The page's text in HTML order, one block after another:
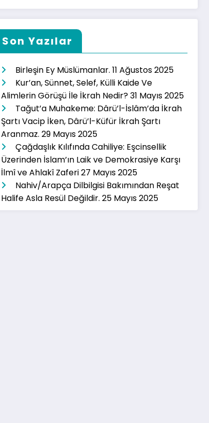
Son Yazılar
Birleşin Ey Müslümanlar. 11 Ağustos 2025
Kur’an, Sünnet, Selef, Külli Kaide Ve
Alimlerin Görüşü İle İkrah Nedir?31 Mayıs 2025
Tağut’a Muhakeme: Dârü’l-İslâm’da İkrah
Şartı Vacip İken, Dârü’l-Küfür İkrah Şartı
Aranmaz. 29 Mayıs 2025
Çağdaşlık Kılıfında Cahiliye: Eşcinsellik
Üzerinden İslam’ın Laik ve Demokrasiye Karşı
İlmî ve Ahlakî Zaferi27 Mayıs 2025
Nahiv/Arapça Dilbilgisi Bakımından Reşat
Halife Asla Resül Değildir. 25 Mayıs 2025